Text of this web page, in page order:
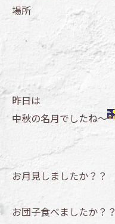
場所
昨日は
中秋の名月でしたね～
お月見しましたか？？
お団子食べましたか？？